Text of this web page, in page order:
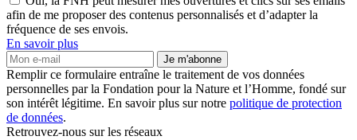
afin de me proposer des contenus personnalisés et d’adapter la
fréquence de ses envois.
En savoir plus
Je m'abonne
Remplir ce formulaire entraîne le traitement de vos données
personnelles par la Fondation pour la Nature et l’Homme, fondé sur
son intérêt légitime. En savoir plus sur notre politique de protection
de données.
Retrouvez-nous sur les réseaux